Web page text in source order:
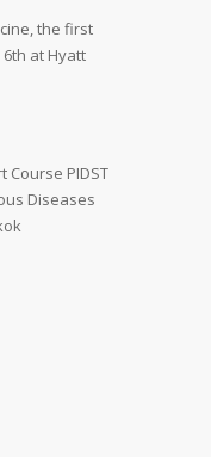
the first
6th at Hyatt
Course PIDST
Diseases